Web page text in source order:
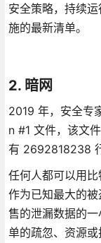
安全策略，持续
施的最新清单。
2. 暗网
2019 年，安全
n #1 文件，该文
有 2692818238
任何人都可以用比
作为已知最大的
售的泄漏数据的
单的疏忽、资源